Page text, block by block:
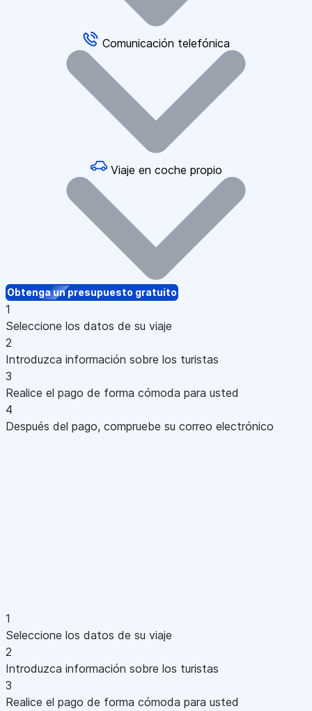
Comunicación telefónica
Viaje en coche propio
Obtenga un presupuesto gratuito
1
Seleccione los datos de su viaje
2
Introduzca información sobre los turistas
3
Realice el pago de forma cómoda para usted
4
Después del pago, compruebe su correo electrónico
1
Seleccione los datos de su viaje
2
Introduzca información sobre los turistas
3
Realice el pago de forma cómoda para usted